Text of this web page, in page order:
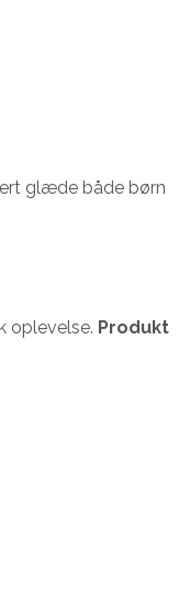
glæde både børn
oplevelse. Produkt